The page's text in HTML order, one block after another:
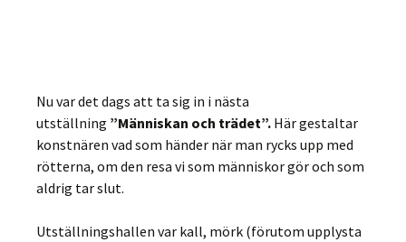
Nu var det dags att ta sig in i nästa
utställning ”Människan och trädet”. Här gestaltar
konstnären vad som händer när man rycks upp med
rötterna, om den resa vi som människor gör och som
aldrig tar slut.
Utställningshallen var kall, mörk (förutom upplysta